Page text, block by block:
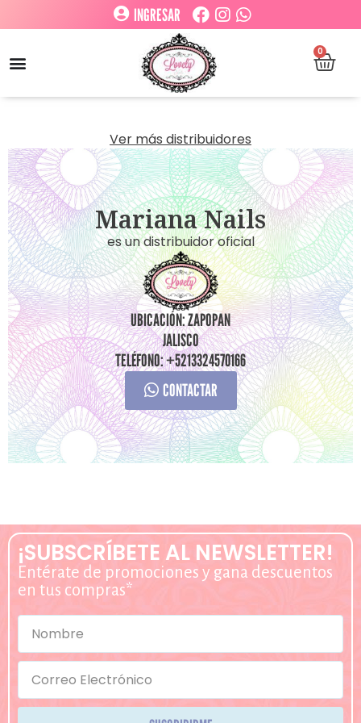
INGRESAR
0
Ver más distribuidores
Mariana Nails
es un distribuidor oficial
UBICACIÓN: ZAPOPAN
JALISCO
TELÉFONO: +5213324570166
CONTACTAR
¡SUBSCRÍBETE AL NEWSLETTER!
Entérate de promociones y gana descuentos
en tus compras*